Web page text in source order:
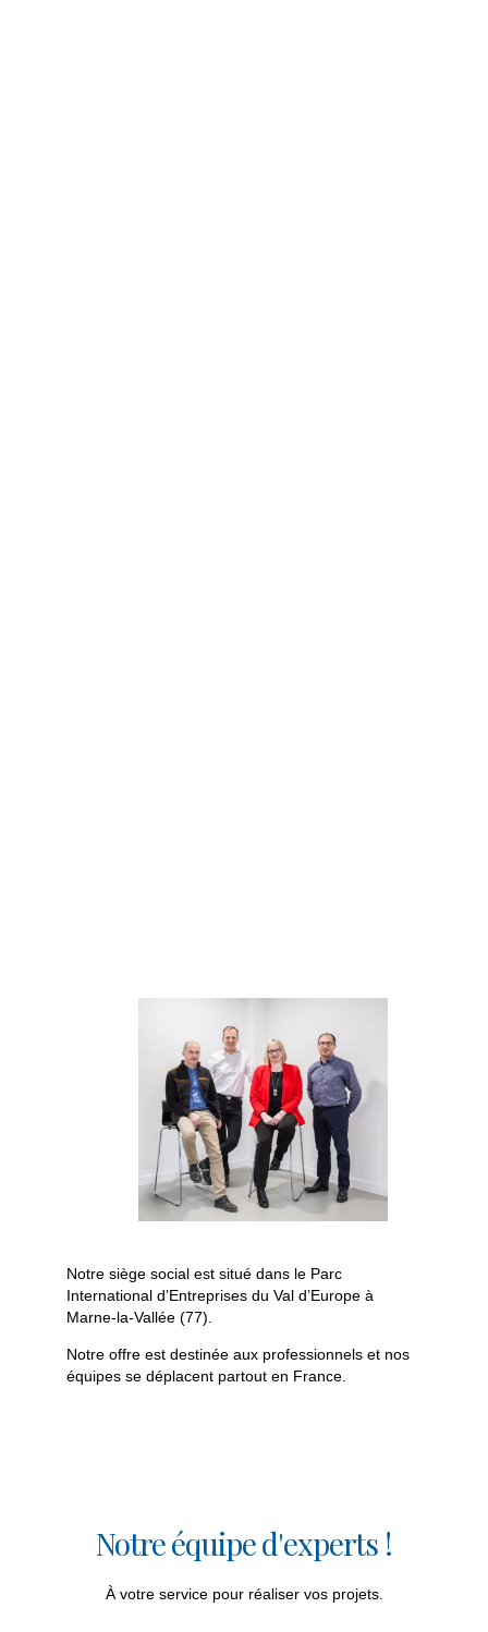
Notre siège social est situé dans le Parc
International d’Entreprises du Val d’Europe à
Marne-la-Vallée (77).
Notre offre est destinée aux professionnels et nos
équipes se déplacent partout en France.
Notre équipe d'experts !
À votre service pour réaliser vos projets.